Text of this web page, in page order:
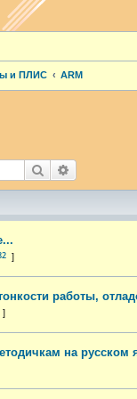
и ПЛИС ARM
Поиск
работы,
на русском